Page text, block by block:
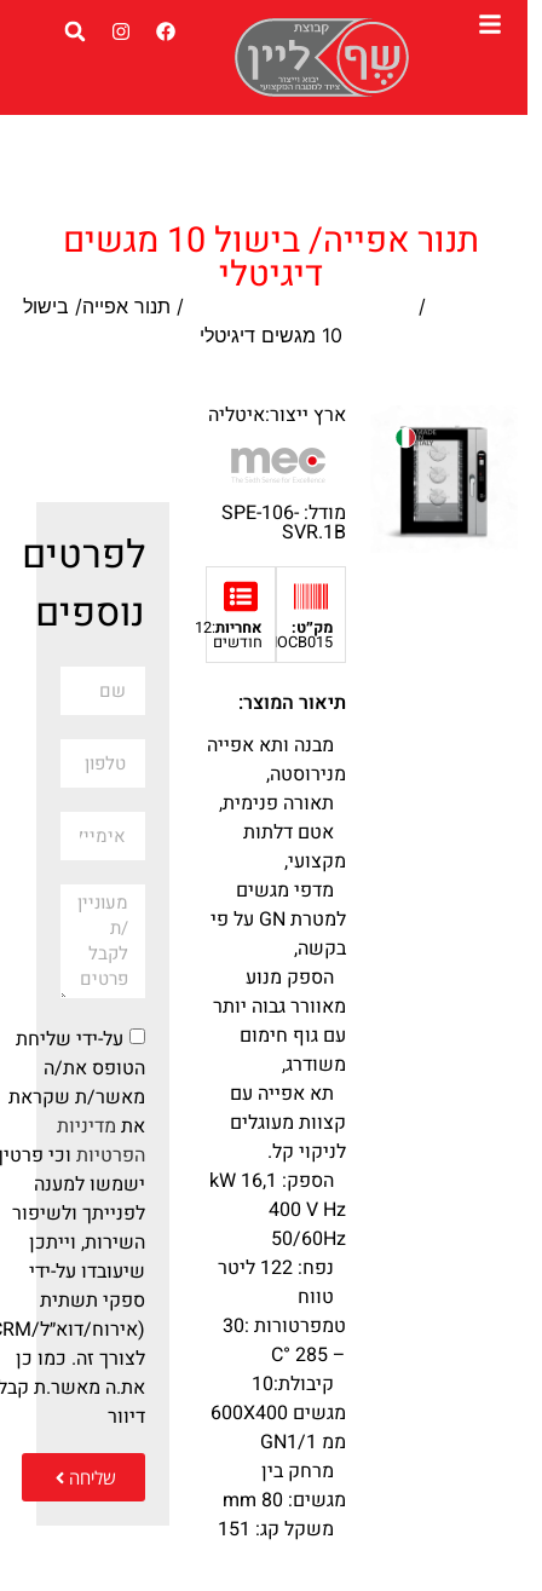
תנור אפייה/ בישול 10 מגשים
דיגיטלי
תנור תעשייתי לבישול ואפיה
/ תנור אפייה/ בישול
10 מגשים דיגיטלי
ארץ ייצור:איטליה
מודל: SPE-106-
SVR.1B
מק״ט:
IOCB015
אחריות:12
חודשים
תיאור המוצר:
מבנה ותא אפייה
מנירוסטה,
תאורה פנימית,
אטם דלתות
מקצועי,
מדפי מגשים
למטרת GN על פי
בקשה,
הספק מנוע
מאוורר גבוה יותר
עם גוף חימום
משודרג,
תא אפייה עם
קצוות מעוגלים
לניקוי קל.
הספק: 16,1 kW
400 V Hz
50/60Hz
נפח: 122 ליטר
טווח
טמפרטורות :30
– 285 °C
קיבולת:10
מגשים 600X400
ממ GN1/1
מרחק בין
מגשים: 80 mm
משקל קג: 151
לפרטים
נוספים
על-ידי שליחת
הטופס את/ה
מאשר/ת שקראת
אתמדיניות
הפרטיותוכי פרטיך
ישמשו למענה
לפנייתך ולשיפור
השירות, וייתכן
שיעובדו על-ידי
ספקי תשתית
(אירוח/דוא״ל/CRM)
לצורך זה. כמו כן
את.ה מאשר.ת קבלת
דיוור
שליחה